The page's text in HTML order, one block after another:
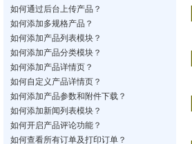
如何通过后台上传产品？
如何添加多规格产品？
如何添加产品列表模块？
如何添加产品分类模块？
如何添加产品详情页？
如何自定义产品详情页？
如何添加产品参数和附件下载？
如何添加新闻列表模块？
如何开启产品评论功能？
如何查看所有订单及打印订单？